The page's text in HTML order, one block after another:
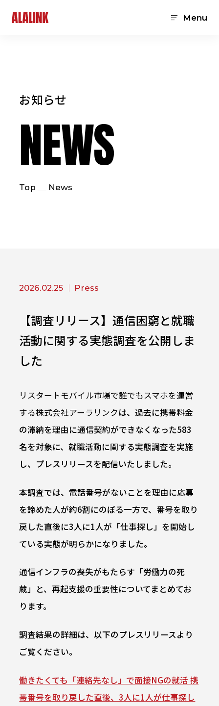
Menu
お知らせ
NEWS
Top News
2026.02.25 Press
【調査リリース】通信困窮と就職
活動に関する実態調査を公開しま
した
リスタートモバイル市場で誰でもスマホを運営
する株式会社アーラリンクは、過去に携帯料金
の滞納を理由に通信契約ができなくなった583
名を対象に、就職活動に関する実態調査を実施
し、プレスリリースを配信いたしました。
本調査では、電話番号がないことを理由に応募
を諦めた人が約6割にのぼる一方で、番号を取り
戻した直後に3人に1人が「仕事探し」を開始し
ている実態が明らかになりました。
通信インフラの喪失がもたらす「労働力の死
蔵」と、再起支援の重要性についてまとめてお
ります。
調査結果の詳細は、以下のプレスリリースより
ご覧ください。
働きたくても「連絡先なし」で面接NGの就活 携
帯番号を取り戻した直後、3人に1人が仕事探し